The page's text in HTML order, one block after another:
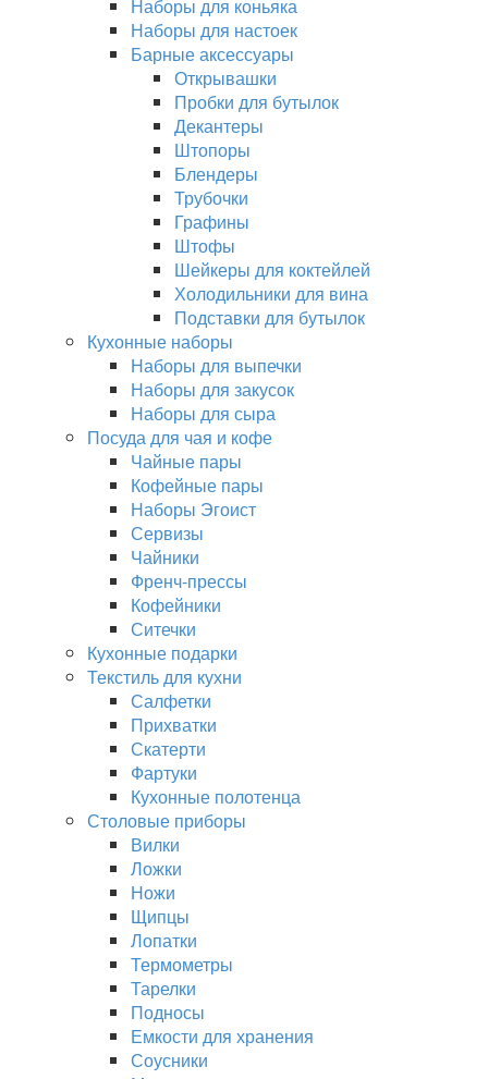
Наборы для коньяка
Наборы для настоек
Барные аксессуары
Открывашки
Пробки для бутылок
Декантеры
Штопоры
Блендеры
Трубочки
Графины
Штофы
Шейкеры для коктейлей
Холодильники для вина
Подставки для бутылок
Кухонные наборы
Наборы для выпечки
Наборы для закусок
Наборы для сыра
Посуда для чая и кофе
Чайные пары
Кофейные пары
Наборы Эгоист
Сервизы
Чайники
Френч-прессы
Кофейники
Ситечки
Кухонные подарки
Текстиль для кухни
Салфетки
Прихватки
Скатерти
Фартуки
Кухонные полотенца
Столовые приборы
Вилки
Ложки
Ножи
Щипцы
Лопатки
Термометры
Тарелки
Подносы
Емкости для хранения
Соусники